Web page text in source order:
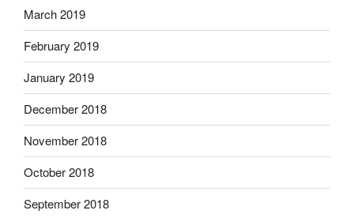
March 2019
February 2019
January 2019
December 2018
November 2018
October 2018
September 2018